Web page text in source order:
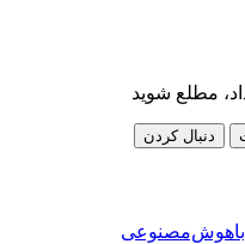
مطلع شوید
دنبال کردن